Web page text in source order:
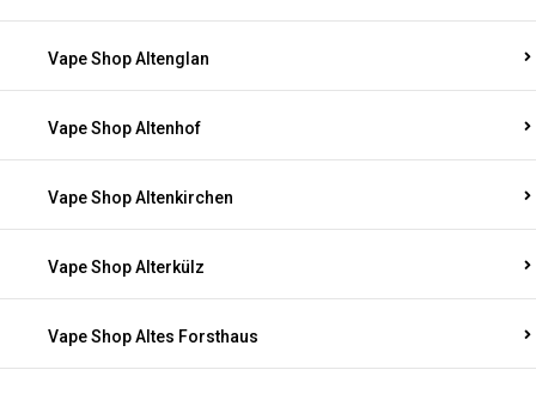
Vape Shop Altenglan
Vape Shop Altenhof
Vape Shop Altenkirchen
Vape Shop Alterkülz
Vape Shop Altes Forsthaus